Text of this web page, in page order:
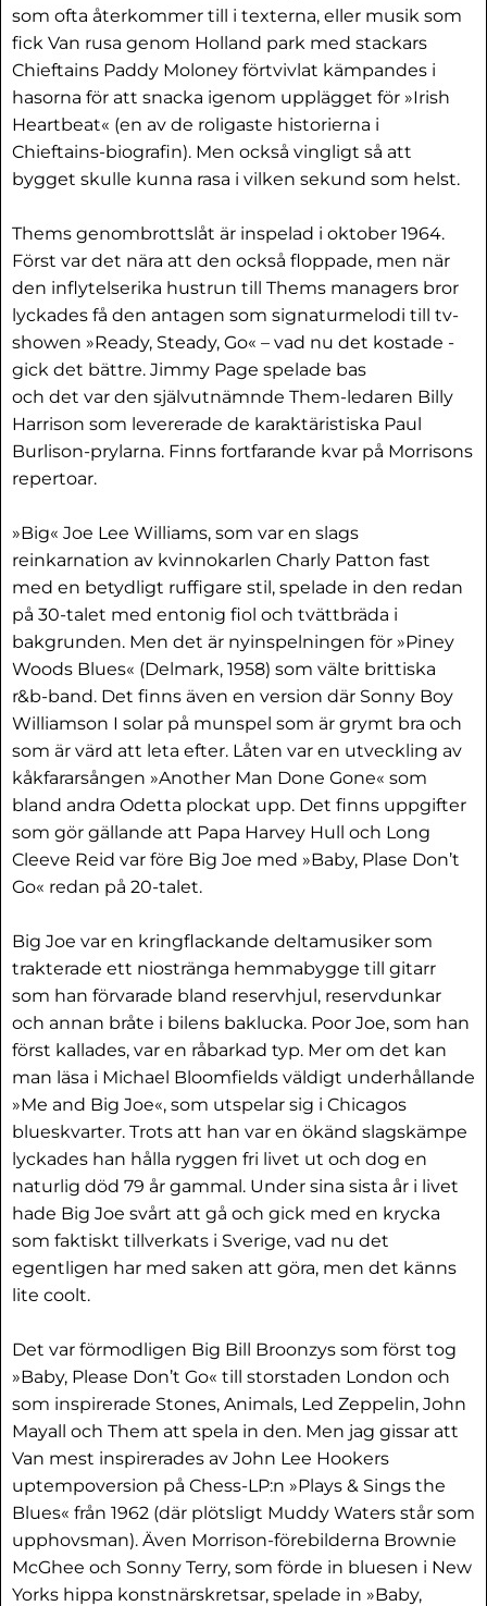
som ofta återkommer till i texterna, eller musik som
fick Van rusa genom Holland park med stackars
Chieftains Paddy Moloney förtvivlat kämpandes i
hasorna för att snacka igenom upplägget för »Irish
Heartbeat« (en av de roligaste historierna i
Chieftains-biografin). Men också vingligt så att
bygget skulle kunna rasa i vilken sekund som helst.
Thems genombrottslåt är inspelad i oktober 1964.
Först var det nära att den också floppade, men när
den inflytelserika hustrun till Thems managers bror
lyckades få den antagen som signaturmelodi till tv-
showen »Ready, Steady, Go« – vad nu det kostade -
gick det bättre. Jimmy Page spelade bas
och det var den självutnämnde Them-ledaren Billy
Harrison som levererade de karaktäristiska Paul
Burlison-prylarna. Finns fortfarande kvar på Morrisons
repertoar.
»Big« Joe Lee Williams, som var en slags
reinkarnation av kvinnokarlen Charly Patton fast
med en betydligt ruffigare stil, spelade in den redan
på 30-talet med entonig fiol och tvättbräda i
bakgrunden. Men det är nyinspelningen för »Piney
Woods Blues« (Delmark, 1958) som välte brittiska
r&b-band. Det finns även en version där Sonny Boy
Williamson I solar på munspel som är grymt bra och
som är värd att leta efter. Låten var en utveckling av
kåkfararsången »Another Man Done Gone« som
bland andra Odetta plockat upp. Det finns uppgifter
som gör gällande att Papa Harvey Hull och Long
Cleeve Reid var före Big Joe med »Baby, Plase Don’t
Go« redan på 20-talet.
Big Joe var en kringflackande deltamusiker som
trakterade ett niostränga hemmabygge till gitarr
som han förvarade bland reservhjul, reservdunkar
och annan bråte i bilens baklucka. Poor Joe, som han
först kallades, var en råbarkad typ. Mer om det kan
man läsa i Michael Bloomfields väldigt underhållande
»Me and Big Joe«, som utspelar sig i Chicagos
blueskvarter. Trots att han var en ökänd slagskämpe
lyckades han hålla ryggen fri livet ut och dog en
naturlig död 79 år gammal. Under sina sista år i livet
hade Big Joe svårt att gå och gick med en krycka
som faktiskt tillverkats i Sverige, vad nu det
egentligen har med saken att göra, men det känns
lite coolt.
Det var förmodligen Big Bill Broonzys som först tog
»Baby, Please Don’t Go« till storstaden London och
som inspirerade Stones, Animals, Led Zeppelin, John
Mayall och Them att spela in den. Men jag gissar att
Van mest inspirerades av John Lee Hookers
uptempoversion på Chess-LP:n »Plays & Sings the
Blues« från 1962 (där plötsligt Muddy Waters står som
upphovsman). Även Morrison-förebilderna Brownie
McGhee och Sonny Terry, som förde in bluesen i New
Yorks hippa konstnärskretsar, spelade in »Baby,